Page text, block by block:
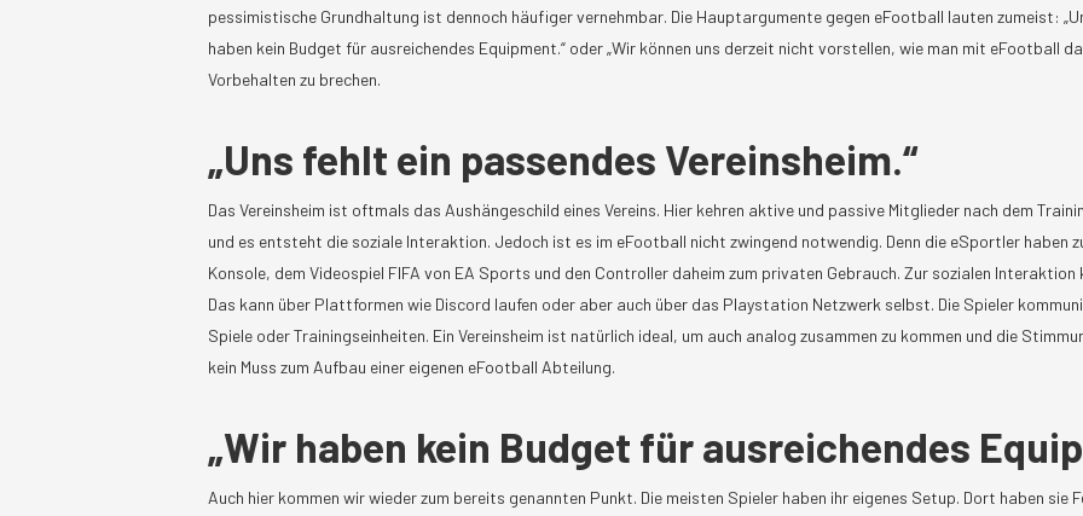
pessimistische Grundhaltung ist dennoch häufiger vernehmbar. Die Hauptargumente gegen eFootball lauten zumeist:
haben kein Budget für ausreichendes Equipment.“ oder „Wir können uns derzeit nicht vorstellen, wie man mit eFootball
Vorbehalten zu brechen.
„Uns fehlt ein passendes Vereinsheim.“
Das Vereinsheim ist oftmals das Aushängeschild eines Vereins. Hier kehren aktive und passive Mitglieder nach dem
und es entsteht die soziale Interaktion. Jedoch ist es im eFootball nicht zwingend notwendig. Denn die eSportler haben
Konsole, dem Videospiel FIFA von EA Sports und den Controller daheim zum privaten Gebrauch. Zur sozialen
Das kann über Plattformen wie Discord laufen oder aber auch über das Playstation Netzwerk selbst. Die Spieler
Spiele oder Trainingseinheiten. Ein Vereinsheim ist natürlich ideal, um auch analog zusammen zu kommen und die
kein Muss zum Aufbau einer eigenen eFootball Abteilung.
„Wir haben kein Budget für ausreichendes
Auch hier kommen wir wieder zum bereits genannten Punkt. Die meisten Spieler haben ihr eigenes Setup. Dort haben sie